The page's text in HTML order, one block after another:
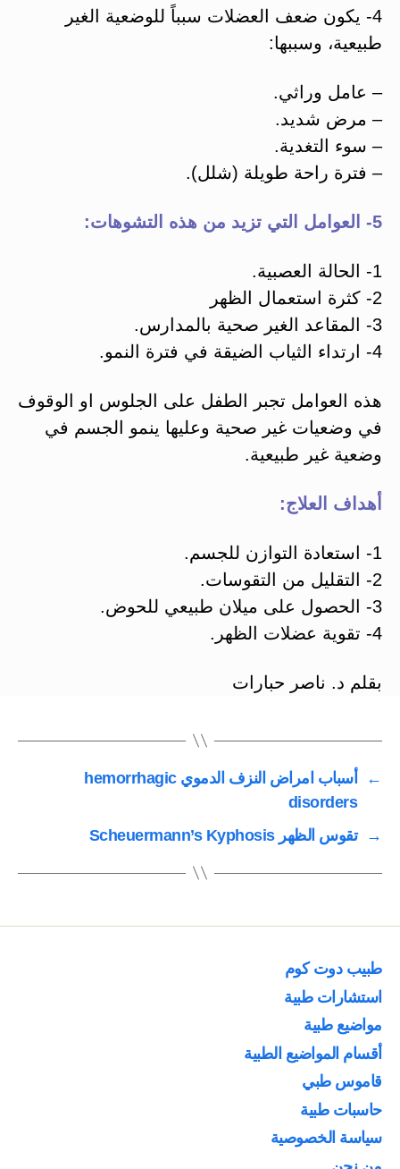
4- يكون ضعف العضلات سبباً للوضعية الغير
طبيعية، وسببها:
– عامل وراثي.
– مرض شديد.
– سوء التغدية.
– فترة راحة طويلة (شلل).
5- العوامل التي تزيد من هذه التشوهات:
1- الحالة العصبية.
2- كثرة استعمال الظهر
3- المقاعد الغير صحية بالمدارس.
4- ارتداء الثياب الضيقة في فترة النمو.
هذه العوامل تجبر الطفل على الجلوس او الوقوف
في وضعيات غير صحية وعليها ينمو الجسم في
وضعية غير طبيعية.
أهداف العلاج:
1- استعادة التوازن للجسم.
2- التقليل من التقوسات.
3- الحصول على ميلان طبيعي للحوض.
4- تقوية عضلات الظهر.
بقلم د. ناصر حبارات
←
أسباب امراض النزف الدموي hemorrhagic
disorders
→
تقوس الظهر Scheuermann’s Kyphosis
طبيب دوت كوم
استشارات طبية
مواضيع طبية
أقسام المواضيع الطبية
قاموس طبي
حاسبات طبية
سياسة الخصوصية